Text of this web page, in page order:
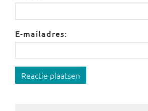
E-mailadres:
Reactie plaatsen